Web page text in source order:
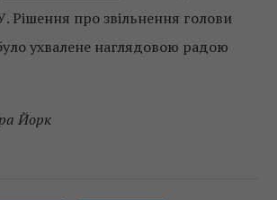
Рішення про звільнення голови
ухвалене наглядовою радою
Йорк